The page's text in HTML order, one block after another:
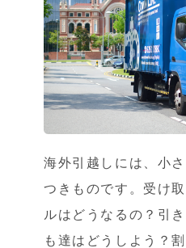
海外引越しには、小
つきものです。受け
ルはどうなるの？引
も達はどうしよう？